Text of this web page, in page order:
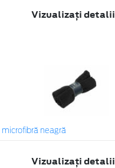
Vizualizați detalii
microfibră neagră
Vizualizați detalii